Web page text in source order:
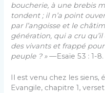
boucherie, à une brebis
tondent ; il n’a point
par l’angoisse et le
génération, qui a cru
des vivants et frappé
peuple ? » —Esaïe 53 : 1-8.
Il est venu chez les siens,
Evangile, chapitre 1,